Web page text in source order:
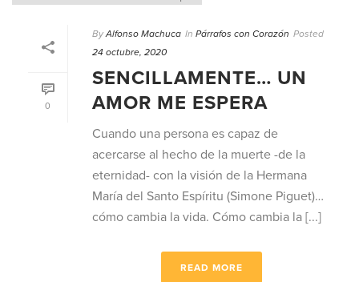
0
By Alfonso Machuca In Párrafos con Corazón Posted
24 octubre, 2020
SENCILLAMENTE… UN
AMOR ME ESPERA
Cuando una persona es capaz de
acercarse al hecho de la muerte -de la
eternidad- con la visión de la Hermana
María del Santo Espíritu (Simone Piguet)…
cómo cambia la vida. Cómo cambia la [...]
READ MORE